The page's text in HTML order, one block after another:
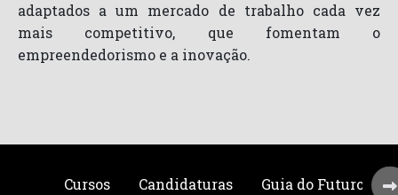
adaptados a um mercado de trabalho cada vez
mais competitivo, que fomentam o
empreendedorismo e a inovação.
Cursos Candidaturas Guia do Futuro